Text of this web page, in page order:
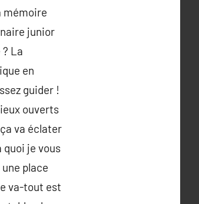
mémoire
junior
La
en
guider !
ouverts
va éclater
quoi je vous
place
va-tout est